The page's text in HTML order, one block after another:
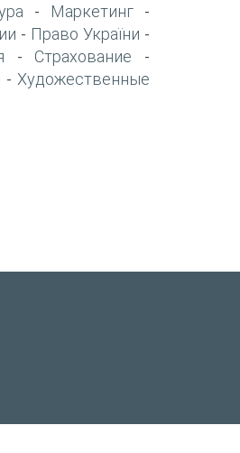
- Маркетинг-
- Право України -
- Страхование -
- Художественные